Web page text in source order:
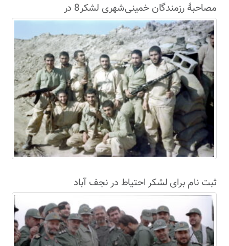
مصاحبۀ رزمندگان خمینی‌شهری لشکر8 در
سال63+فیلم
ثبت نام برای لشکر احتیاط در نجف آباد